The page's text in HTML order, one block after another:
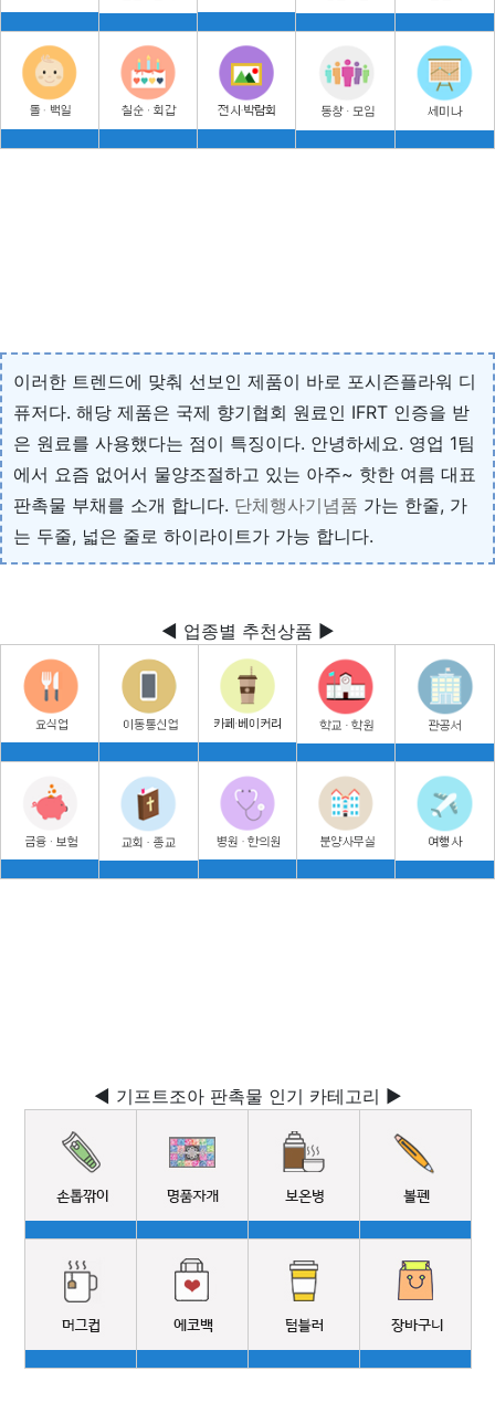
이러한 트렌드에 맞춰 선보인 제품이 바로 포시즌플라워 디
퓨저다. 해당 제품은 국제 향기협회 원료인 IFRT 인증을 받
은 원료를 사용했다는 점이 특징이다. 안녕하세요. 영업 1팀
에서 요즘 없어서 물양조절하고 있는 아주~ 핫한 여름 대표
판촉물 부채를 소개 합니다. 단체행사기념품 가는 한줄, 가
는 두줄, 넓은 줄로 하이라이트가 가능 합니다.
◀ 업종별 추천상품 ▶
◀ 기프트조아 판촉물 인기 카테고리 ▶